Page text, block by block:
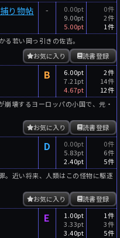
り物帖 -
0.00pt
9.00pt
5.00pt
0件
2件
1件
若い岡っ引きの佐吉。
読書登録
お気に入り
B
6.00pt
7.21pt
4.67pt
2件
14件
12件
崩壊するヨーロッパの小国で、元・
読書登録
お気に入り
D
0.00pt
5.83pt
2.40pt
0件
6件
5件
。近い将来、人類はこの怪物に駆逐
読書登録
お気に入り
E
1.00pt
3.33pt
3.40pt
1件
3件
5件